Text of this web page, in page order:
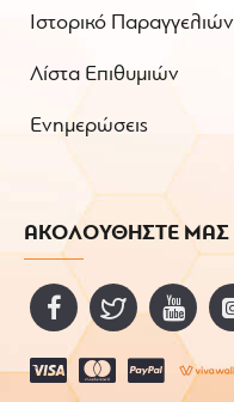
Ιστορικό Παραγγελιών
Λίστα Επιθυμιών
Ενημερώσεις
ΑΚΟΛΟΥΘΗΣΤΕ ΜΑΣ